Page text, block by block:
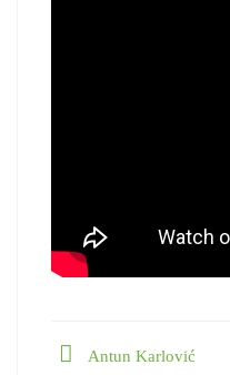
Antun Karlović